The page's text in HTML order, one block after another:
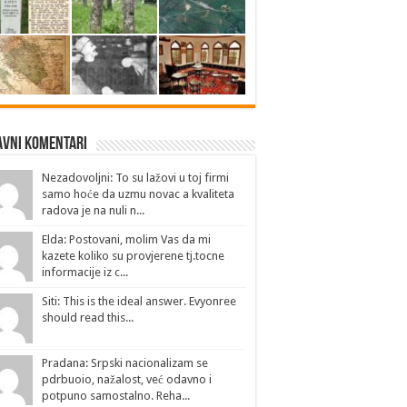
Komentari
Nezadovoljni: To su lažovi u toj firmi
samo hoće da uzmu novac a kvaliteta
radova je na nuli n...
Elda: Postovani, molim Vas da mi
kazete koliko su provjerene tj.tocne
informacije iz c...
Siti: This is the ideal answer. Evyonree
should read this...
Pradana: Srpski nacionalizam se
pdrbuoio, nažalost, već odavno i
potpuno samostalno. Reha...